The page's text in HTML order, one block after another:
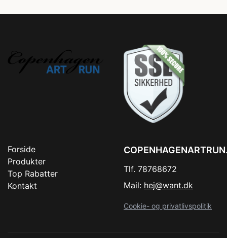
Forside
Produkter
Top Rabatter
Kontakt
Tlf. 78768672
Mail: hej@want.dk
Cookie- og privatlivspolitik